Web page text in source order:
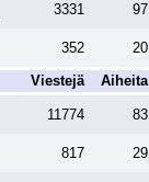
3331 97
352 20
Viestejä Aiheita
11774 83
817 29